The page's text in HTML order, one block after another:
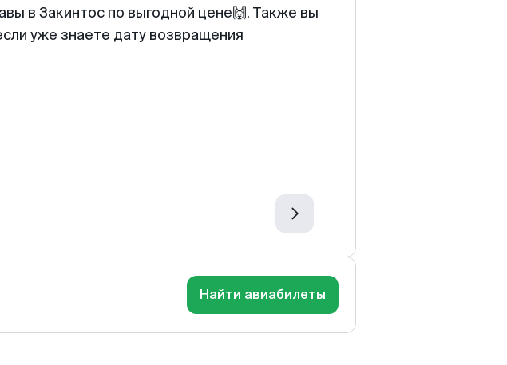
в Закинтос по выгодной цене🙌. Также вы
уже знаете дату возвращения
Найти авиабилеты